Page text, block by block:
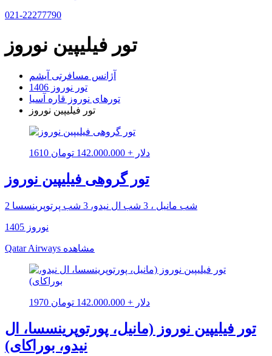
021-22277790
تور فیلیپین نوروز
آژانس مسافرتی آیشم
تور نوروز 1406
تورهای نوروز قاره آسیا
تور فیلیپین نوروز
1610 دلار + 142.000.000 تومان
تور گروهی فیلیپین نوروز
2 شب مانیل ، 3 شب ال نیدو، 3 شب پرتوپرینسسا
نوروز 1405
Qatar Airways مشاهده
1970 دلار + 142.000.000 تومان
تور فیلیپین نوروز (مانیل، پورتوپرینسسا، ال
نیدو، بوراکای)